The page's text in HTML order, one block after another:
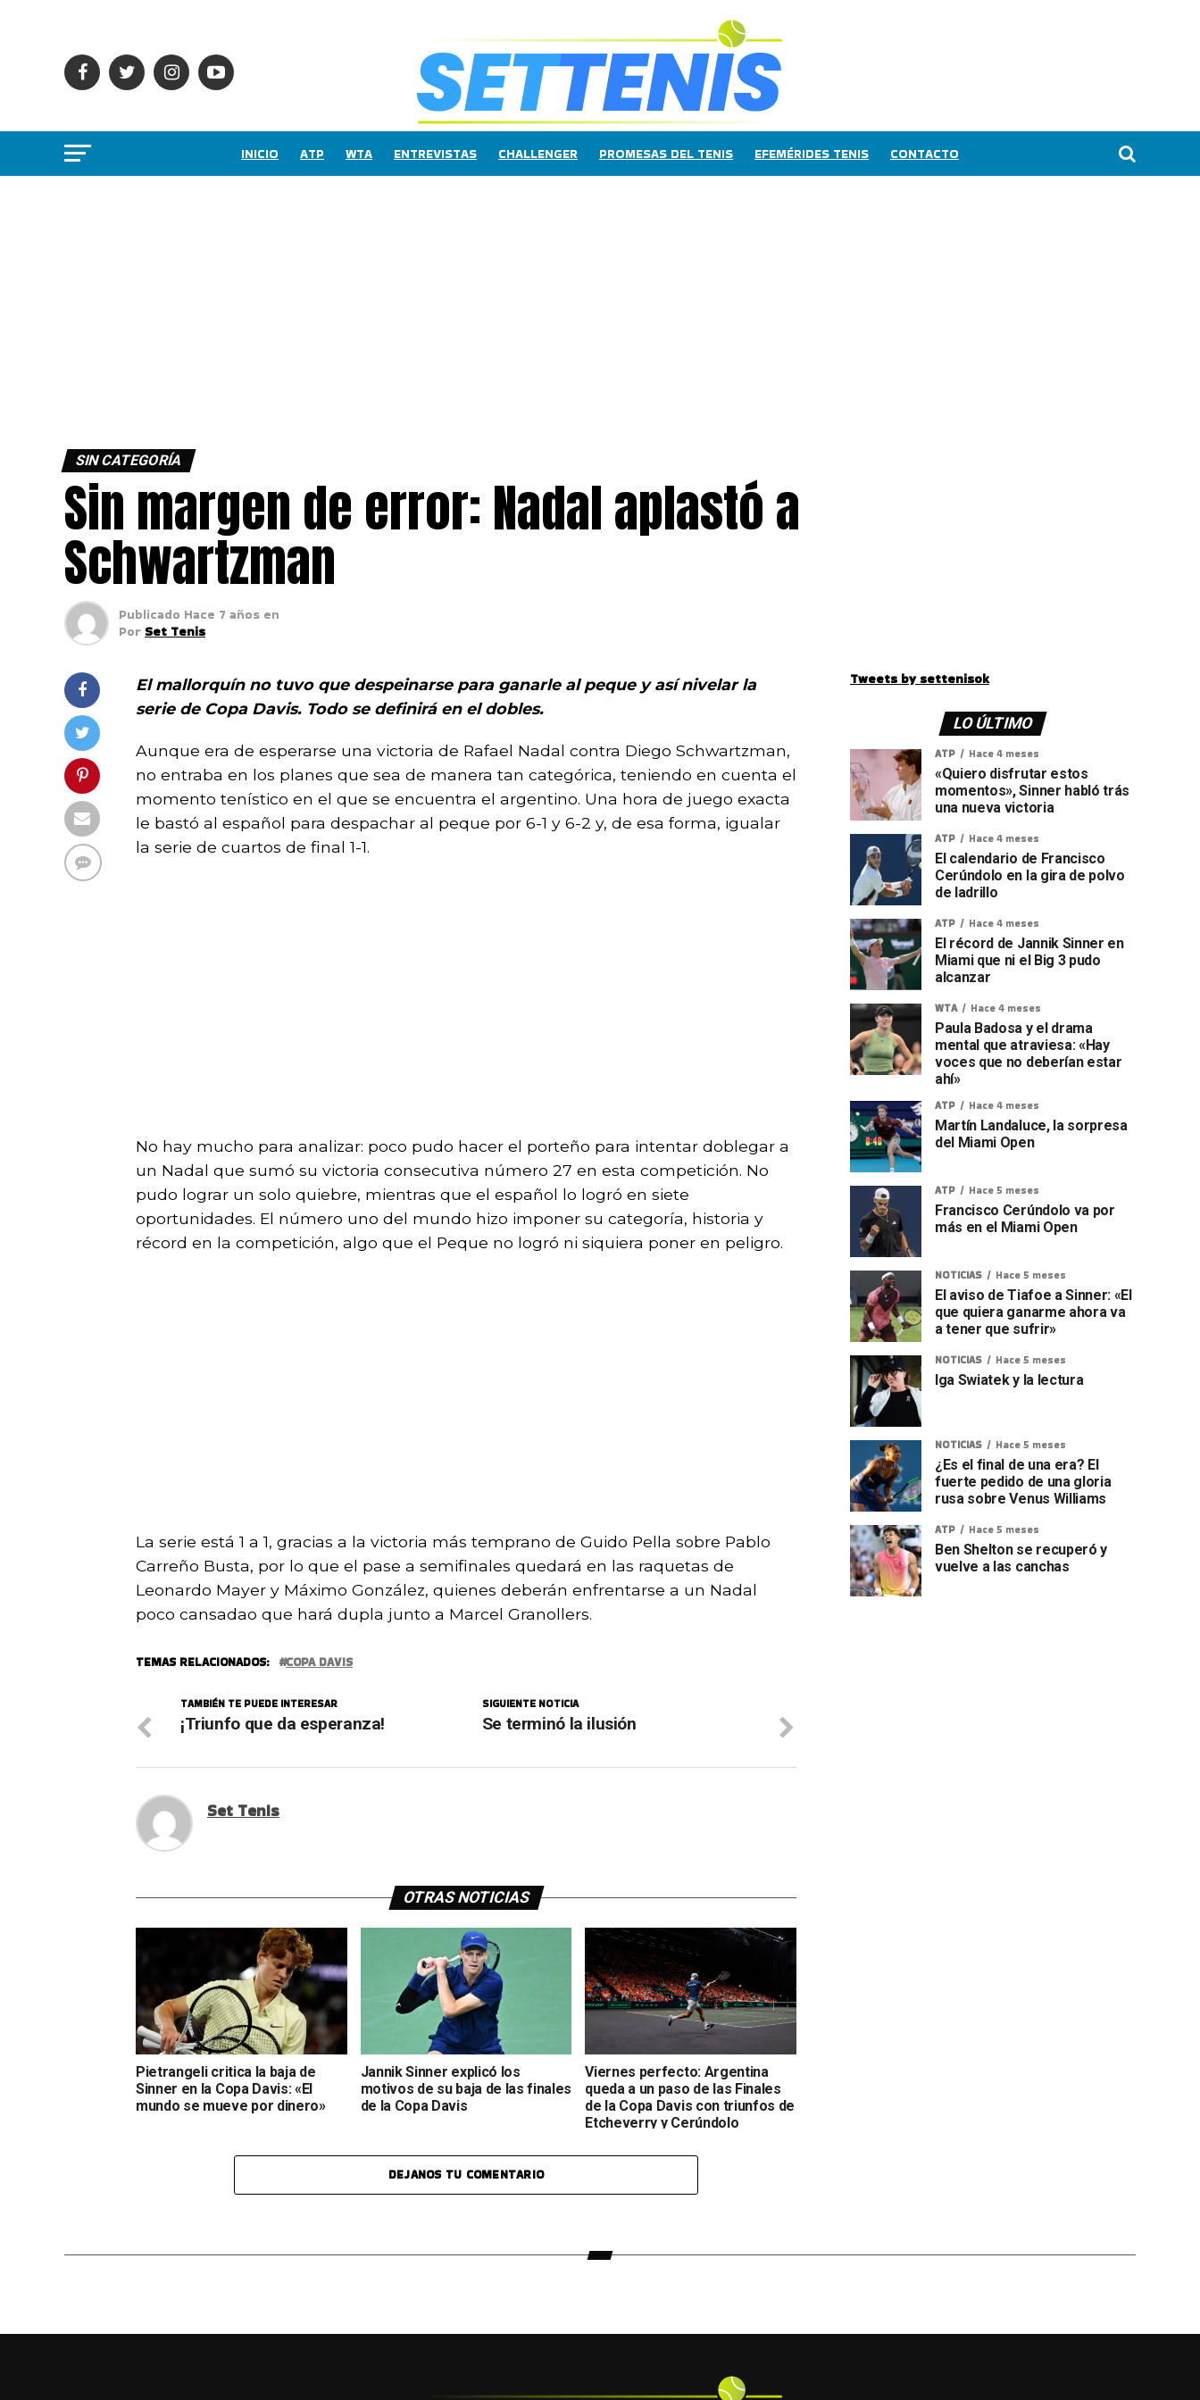
INICIO ATP WTA ENTREVISTAS CHALLENGER PROMESAS DEL TENIS EFEMÉRIDES TENIS CONTACTO
SIN CATEGORÍA
Sin margen de error: Nadal aplastó a
Schwartzman
Publicado Hace 7 años en
Por Set Tenis
El mallorquín no tuvo que despeinarse para ganarle al peque y así nivelar la
serie de Copa Davis. Todo se definirá en el dobles.
Aunque era de esperarse una victoria de Rafael Nadal contra Diego Schwartzman,
no entraba en los planes que sea de manera tan categórica, teniendo en cuenta el
momento tenístico en el que se encuentra el argentino. Una hora de juego exacta
le bastó al español para despachar al peque por 6-1 y 6-2 y, de esa forma, igualar
la serie de cuartos de final 1-1.
No hay mucho para analizar: poco pudo hacer el porteño para intentar doblegar a
un Nadal que sumó su victoria consecutiva número 27 en esta competición. No
pudo lograr un solo quiebre, mientras que el español lo logró en siete
oportunidades. El número uno del mundo hizo imponer su categoría, historia y
récord en la competición, algo que el Peque no logró ni siquiera poner en peligro.
La serie está 1 a 1, gracias a la victoria más temprano de Guido Pella sobre Pablo
Carreño Busta, por lo que el pase a semifinales quedará en las raquetas de
Leonardo Mayer y Máximo González, quienes deberán enfrentarse a un Nadal
poco cansadao que hará dupla junto a Marcel Granollers.
TEMAS RELACIONADOS: COPA DAVIS
SIGUIENTE NOTICIA
Se terminó la ilusión
TAMBIÉN TE PUEDE INTERESAR
¡Triunfo que da esperanza!
Set Tenis
OTRAS NOTICIAS
Pietrangeli critica la baja de
Sinner en la Copa Davis: «El
mundo se mueve por dinero»
Jannik Sinner explicó los
motivos de su baja de las finales
de la Copa Davis
Viernes perfecto: Argentina
queda a un paso de las Finales
de la Copa Davis con triunfos de
Etcheverry y Cerúndolo
DEJANOS TU COMENTARIO
Tweets by settenisok
LO ÚLTIMO
ATP Hace 4 meses
«Quiero disfrutar estos
momentos», Sinner habló trás
una nueva victoria
ATP Hace 4 meses
El calendario de Francisco
Cerúndolo en la gira de polvo
de ladrillo
ATP Hace 4 meses
El récord de Jannik Sinner en
Miami que ni el Big 3 pudo
alcanzar
WTA Hace 4 meses
Paula Badosa y el drama
mental que atraviesa: «Hay
voces que no deberían estar
ahí»
ATP Hace 4 meses
Martín Landaluce, la sorpresa
del Miami Open
ATP Hace 5 meses
Francisco Cerúndolo va por
más en el Miami Open
NOTICIAS Hace 5 meses
El aviso de Tiafoe a Sinner: «El
que quiera ganarme ahora va
a tener que sufrir»
NOTICIAS Hace 5 meses
Iga Swiatek y la lectura
NOTICIAS Hace 5 meses
¿Es el final de una era? El
fuerte pedido de una gloria
rusa sobre Venus Williams
ATP Hace 5 meses
Ben Shelton se recuperó y
vuelve a las canchas